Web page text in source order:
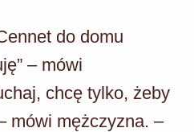
do domu
– mówi
chcę tylko, żeby
mówi mężczyzna. –